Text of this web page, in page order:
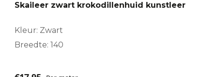
Skaileer zwart krokodillenhuid kunstleer
Kleur: Zwart
Breedte: 140